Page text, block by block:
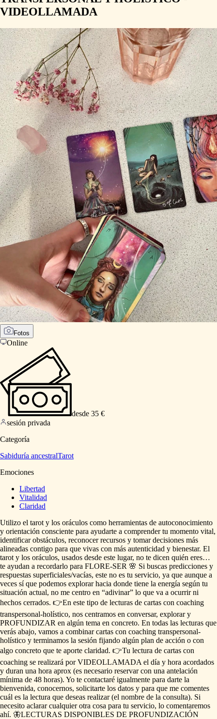
VIDEOLLAMADA
Fotos
Online
desde 35 €
sesión privada
Categoría
Sabiduría ancestralTarot
Emociones
Libertad
Vitalidad
Claridad
Utilizo el tarot y los oráculos como herramientas de autoconocimiento
y orientación consciente para ayudarte a comprender tu momento vital,
identificar obstáculos, reconocer recursos y tomar decisiones más
alineadas contigo para que vivas con más autenticidad y bienestar. El
tarot y los oráculos, usados desde este lugar, no te dicen quién eres…
te ayudan a recordarlo para FLORE-SER 🌸 Si buscas predicciones y
respuestas superficiales​/​vacías, este no es tu servicio, ya que aunque a
veces sí que podemos explorar hacia donde tiene la energía según tu
situación actual, no me centro en “adivinar” lo que va a ocurrir ni
hechos cerrados. 👉En este tipo de lecturas de cartas con coaching
transpersonal-holístico, nos centramos en conversar, explorar y
PROFUNDIZAR en algún tema en concreto. En todas las lecturas que
verás abajo, vamos a combinar cartas con coaching transpersonal-
holístico y terminamos la sesión fijando algún plan de acción o con
algo concreto que te aporte claridad. 👉Tu lectura de cartas con
coaching se realizará por VIDEOLLAMADA el día y hora acordados
y duran una hora aprox (es necesario reservar con una antelación
mínima de 48 horas). Yo te contactaré igualmente para darte la
bienvenida, conocernos, solicitarte los datos y para que me comentes
cuál es la lectura que deseas realizar (el nombre de la consulta). Si
necesito aclarar cualquier otra cosa para tu servicio, lo comentaremos
ahí. 🦋LECTURAS DISPONIBLES DE PROFUNDIZACIÓN